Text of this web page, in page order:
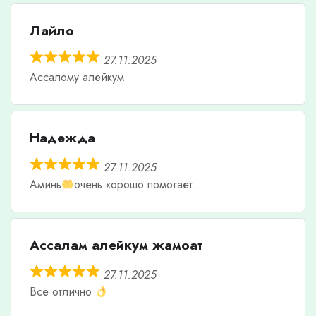
Лайло
27.11.2025
Ассалому алейкум
Надежда
27.11.2025
Аминь
очень хорошо помогает.
Ассалам алейкум жамоат
27.11.2025
Всё отлично